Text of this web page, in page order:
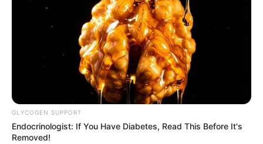
GLYCOGEN SUPPORT
Endocrinologist: If You Have Diabetes, Read This Before It's
Removed!